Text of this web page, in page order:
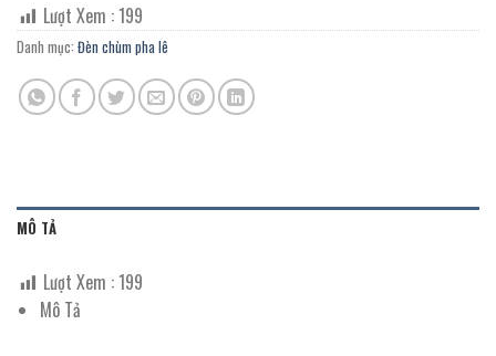
Lượt Xem :199
Danh mục: Đèn chùm pha lê
MÔ TẢ
Lượt Xem :199
Mô Tả